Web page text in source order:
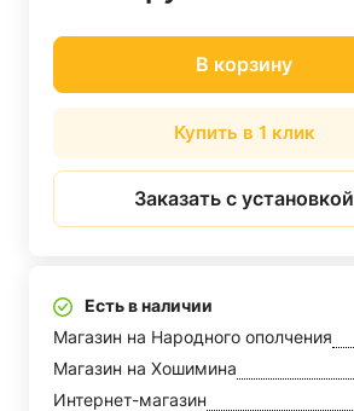
В корзину
Купить в 1 клик
Заказать с установкой
Есть в наличии
Магазин на Народного ополчения
Магазин на Хошимина
Интернет-магазин